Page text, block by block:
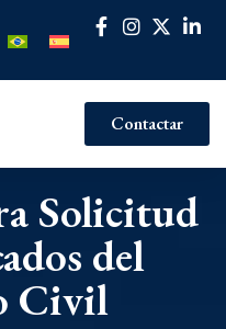
Contactar
Solicitud
del
Civil